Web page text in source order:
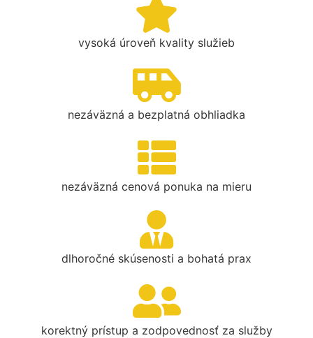
vysoká úroveň kvality služieb
nezáväzná a bezplatná obhliadka
nezáväzná cenová ponuka na mieru
dlhoročné skúsenosti a bohatá prax
korektný prístup a zodpovednosť za služby